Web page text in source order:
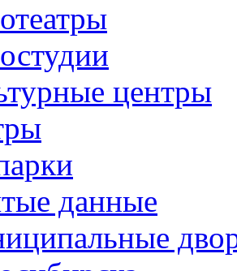
центры
данные